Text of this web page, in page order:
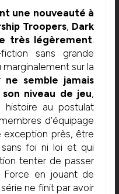
une nouveauté à
Troopers, Dark
très légèrement.
sans grande
sur la
ne semble jamais
niveau de jeu,
au postulat
d’équipage
exception près, être
foi ni loi et qui
tenter de passer
en jouant de
ne finit par avoir